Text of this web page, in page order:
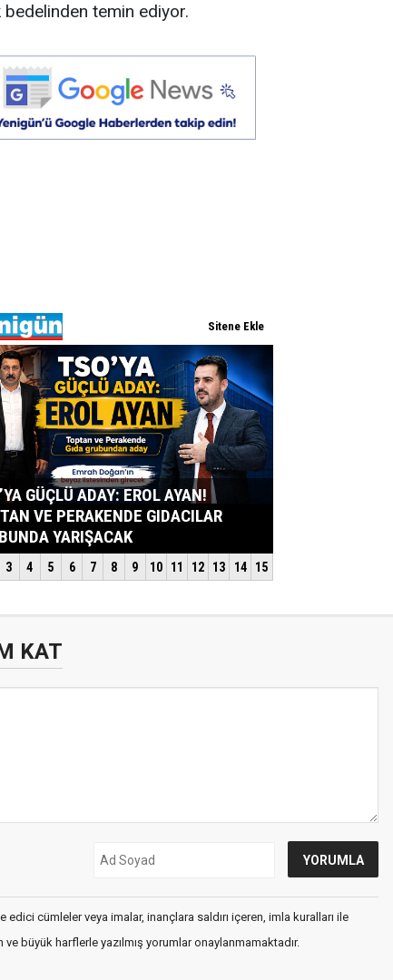
temin ediyor.
KAT
edici cümleler veya imalar, inançlara saldırı içeren, imla kuralları ile
ve büyük harflerle yazılmış yorumlar onaylanmamaktadır.